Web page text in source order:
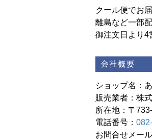
クール便でお
離島など一部
御注文日より4
ショップ名：
販売業者：株
所在地：〒
電話番号：
お問合せメー